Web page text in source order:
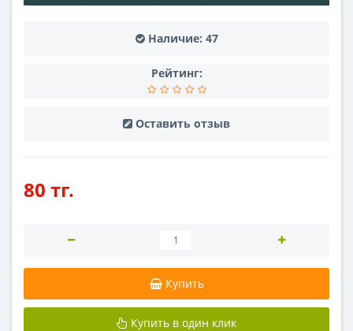
Наличие: 47
Рейтинг:
Оставить отзыв
80 тг.
Купить
Купить в один клик